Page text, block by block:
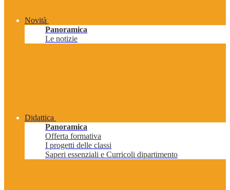
Novità
Panoramica
Le notizie
Didattica
Panoramica
Offerta formativa
I progetti delle classi
Saperi essenziali e Curricoli dipartimento